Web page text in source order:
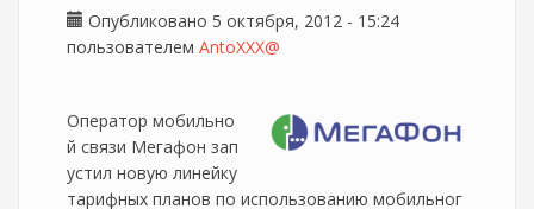
Опубликовано 5 октября, 2012 - 15:24
пользователем AntoXXX@
Оператор мобильно
й связи Мегафон зап
устил новую линейку
тарифных планов по использованию мобильног